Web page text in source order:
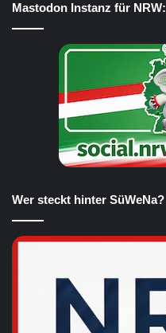
Mastodon Instanz für NRW:
Wer steckt hinter SüWeNa?